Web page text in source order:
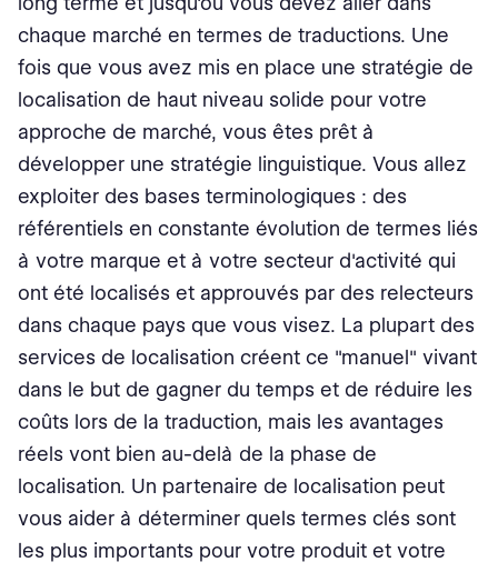
chaque marché en termes de traductions. Une
fois que vous avez mis en place une stratégie de
localisation de haut niveau solide pour votre
approche de marché, vous êtes prêt à
développer une stratégie linguistique. Vous allez
exploiter des bases terminologiques : des
référentiels en constante évolution de termes liés
à votre marque et à votre secteur d'activité qui
ont été localisés et approuvés par des relecteurs
dans chaque pays que vous visez. La plupart des
services de localisation créent ce "manuel" vivant
dans le but de gagner du temps et de réduire les
coûts lors de la traduction, mais les avantages
réels vont bien au-delà de la phase de
localisation. Un partenaire de localisation peut
vous aider à déterminer quels termes clés sont
les plus importants pour votre produit et votre